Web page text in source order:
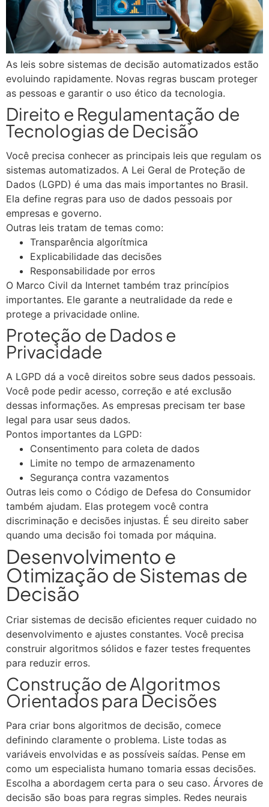
As leis sobre sistemas de decisão automatizados estão
evoluindo rapidamente. Novas regras buscam proteger
as pessoas e garantir o uso ético da tecnologia.
Direito e Regulamentação de
Tecnologias de Decisão
Você precisa conhecer as principais leis que regulam os
sistemas automatizados. A Lei Geral de Proteção de
Dados (LGPD) é uma das mais importantes no Brasil.
Ela define regras para uso de dados pessoais por
empresas e governo.
Outras leis tratam de temas como:
Transparência algorítmica
Explicabilidade das decisões
Responsabilidade por erros
O Marco Civil da Internet também traz princípios
importantes. Ele garante a neutralidade da rede e
protege a privacidade online.
Proteção de Dados e
Privacidade
A LGPD dá a você direitos sobre seus dados pessoais.
Você pode pedir acesso, correção e até exclusão
dessas informações. As empresas precisam ter base
legal para usar seus dados.
Pontos importantes da LGPD:
Consentimento para coleta de dados
Limite no tempo de armazenamento
Segurança contra vazamentos
Outras leis como o Código de Defesa do Consumidor
também ajudam. Elas protegem você contra
discriminação e decisões injustas. É seu direito saber
quando uma decisão foi tomada por máquina.
Desenvolvimento e
Otimização de Sistemas de
Decisão
Criar sistemas de decisão eficientes requer cuidado no
desenvolvimento e ajustes constantes. Você precisa
construir algoritmos sólidos e fazer testes frequentes
para reduzir erros.
Construção de Algoritmos
Orientados para Decisões
Para criar bons algoritmos de decisão, comece
definindo claramente o problema. Liste todas as
variáveis envolvidas e as possíveis saídas. Pense em
como um especialista humano tomaria essas decisões.
Escolha a abordagem certa para o seu caso. Árvores de
decisão são boas para regras simples. Redes neurais